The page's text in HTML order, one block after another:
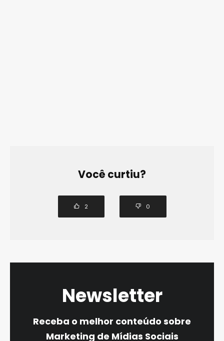
Você curtiu?
2 0
Newsletter
Receba o melhor conteúdo sobre
Marketing de Mídias Sociais